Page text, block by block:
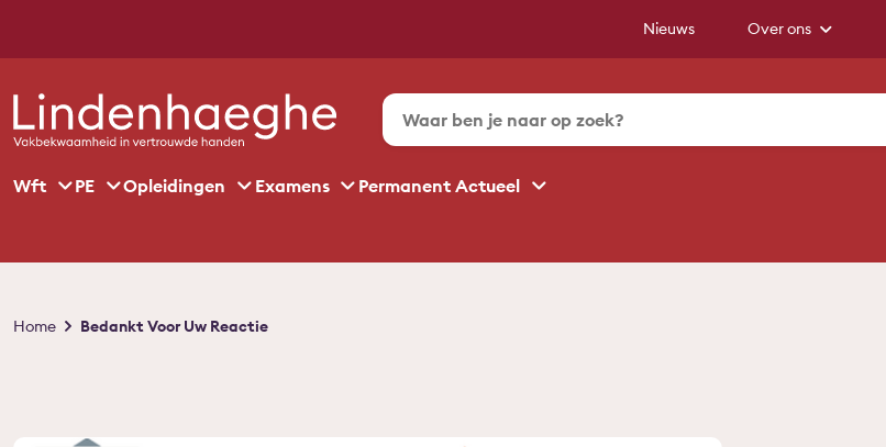
Nieuws Over ons
Wft PE Opleidingen Examens Permanent Actueel
Kruimelpad
Home Bedankt Voor Uw Reactie